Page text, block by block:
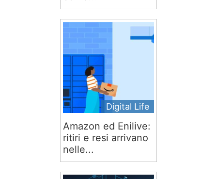
Digital Life
Amazon ed Enilive:
ritiri e resi arrivano
nelle...